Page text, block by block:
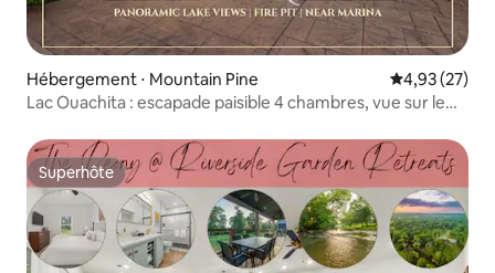
Hébergement ⋅ Mountain Pine Évaluation
4,93 (27)
Lac Ouachita : escapade paisible 4 chambres, vue sur le
Superhôte
Superhôte